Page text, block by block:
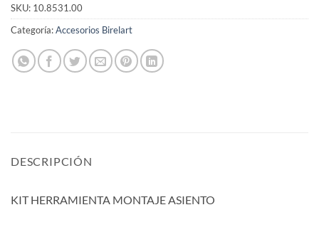
SKU: 10.8531.00
Categoría:Accesorios Birelart
DESCRIPCIÓN
KIT HERRAMIENTA MONTAJE ASIENTO